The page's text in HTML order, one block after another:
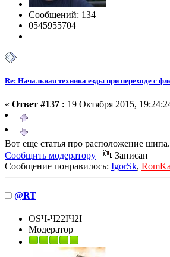
Сообщений: 134
0545955704
Re: Начальная техника езды при переходе с
« Ответ #137 : 19 Октября 2015,
Вот еще статья про расположение шипа.
Сообщить модератору
Записан
Сообщение понравилось: IgorSk,
@RT
OSЧ-Ч22IЧ2I
Модератор